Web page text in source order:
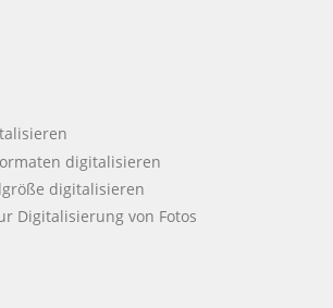
digitalisieren
digitalisieren
Digitalisierung von Fotos